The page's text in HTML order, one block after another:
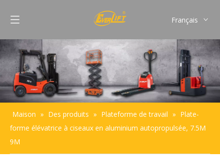
Français
Pусский
Español
Português
Maison » Des produits » Plateforme de travail » Plate-
forme élévatrice à ciseaux en aluminium autopropulsée, 7.5M
9M